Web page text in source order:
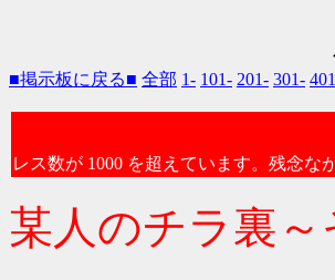
■掲示板に戻る■ 全部 1- 101- 201- 301-
レス数が 1000 を超えています。残念な
某人のチラ裏